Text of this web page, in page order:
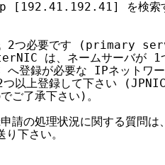
[192.41.192.41] を検索す
低 2つ必要です (primary
は、ネームサーバが 1つ
登録が必要な IPネットワー
以上登録して下さい
ご了承下さい)。
請の処理状況に関する質問は、
下さい。